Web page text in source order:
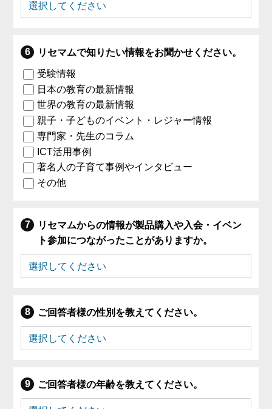
リセマムで知りたい情報をお聞かせください。
受験情報
日本の教育の最新情報
世界の教育の最新情報
親子・子どものイベント・レジャー情報
専門家・先生のコラム
ICT活用事例
著名人の子育て事例やインタビュー
その他
リセマムからの情報が製品購入や入会・イベン
ト参加につながったことがありますか。
ご回答者様の性別を教えてください。
ご回答者様の年齢を教えてください。